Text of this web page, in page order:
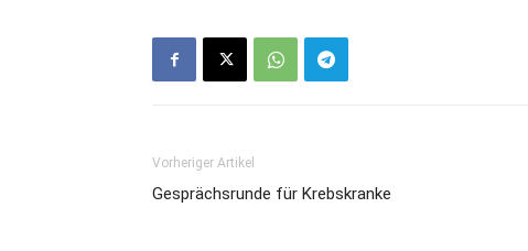
Vorheriger Artikel
Gesprächsrunde für Krebskranke